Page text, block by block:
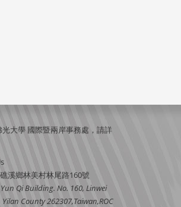
大學 國際暨兩岸事務處，請詳
溪鄉林美村林尾路160號
Qi Building. No. 160, Linwei
Yilan County 262307,Taiwan,ROC